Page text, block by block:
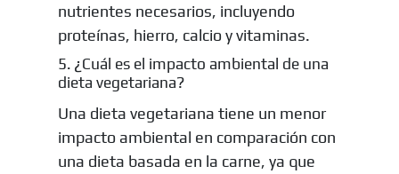
nutrientes necesarios, incluyendo
proteínas, hierro, calcio y vitaminas.
5. ¿Cuál es el impacto ambiental de una
dieta vegetariana?
Una dieta vegetariana tiene un menor
impacto ambiental en comparación con
una dieta basada en la carne, ya que